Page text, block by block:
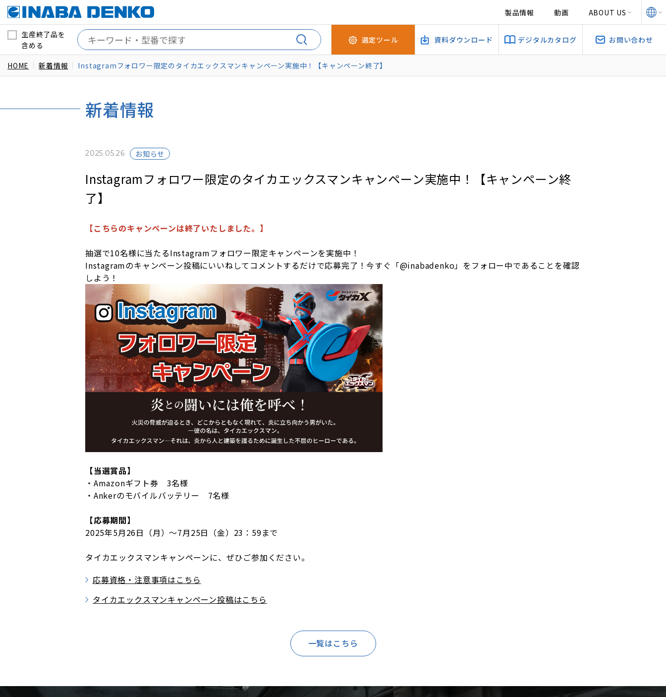
製品情報 動画 ABOUT US
生産終了品を
含める
選定ツール 資料ダウンロード デジタルカタログ お問い合わせ
HOME 新着情報 Instagramフォロワー限定のタイカエックスマンキャンペーン実施中！【キャンペーン終了】
新着情報
2025.05.26 お知らせ
Instagramフォロワー限定のタイカエックスマンキャンペーン実施中！【キャンペーン終
了】
【こちらのキャンペーンは終了いたしました。】
抽選で10名様に当たるInstagramフォロワー限定キャンペーンを実施中！
Instagramのキャンペーン投稿にいいねしてコメントするだけで応募完了！今すぐ「@inabadenko」をフォロー中であることを確認
しよう！
【当選賞品】
・Amazonギフト券 3名様
・Ankerのモバイルバッテリー 7名様
【応募期間】
2025年5月26日（月）～7月25日（金）23：59まで
タイカエックスマンキャンペーンに、ぜひご参加ください。
応募資格・注意事項はこちら
タイカエックスマンキャンペーン投稿はこちら
一覧はこちら